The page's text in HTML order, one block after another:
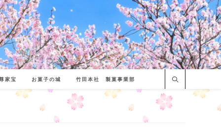
家宝 お菓子の城 竹田本社 製菓事業部